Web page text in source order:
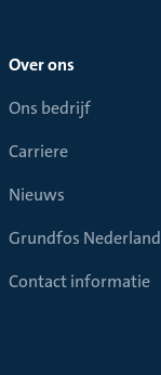
Over ons
Ons bedrijf
Carriere
Nieuws
Grundfos Nederland
Contact informatie